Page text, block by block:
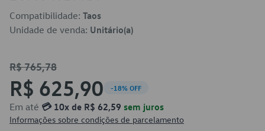
Compatibilidade: Taos
Unidade de venda: Unitário(a)
R$ 765,78
R$ 625,90 -18% OFF
Em até 💳 10x de R$ 62,59 sem juros
Informações sobre condições de parcelamento